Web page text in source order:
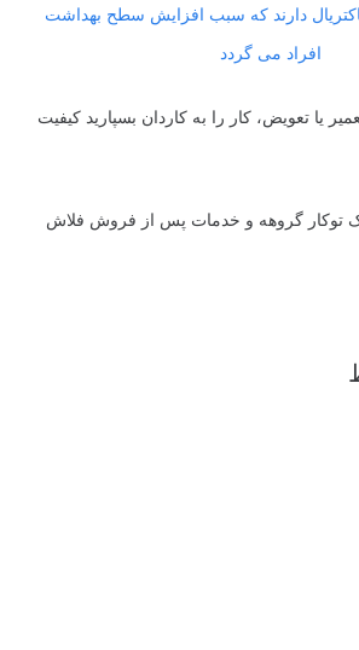
دارند که سبب افزایش سطح بهداشت
افراد می گردد
یا تعویض، کار را به کاردان بسپارید کیفیت
توکار گروهه و خدمات پس از فروش فلاش